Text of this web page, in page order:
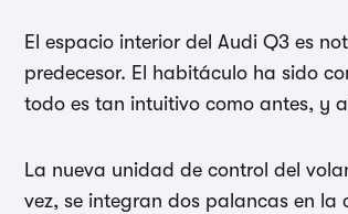
El espacio interior del Audi Q3 es
predecesor. El habitáculo ha sido
todo es tan intuitivo como antes, y
La nueva unidad de control del
vez, se integran dos palancas en